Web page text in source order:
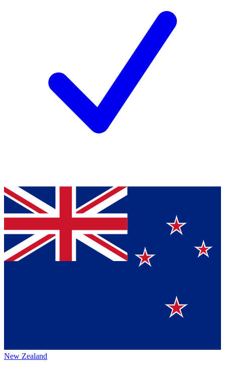
New Zealand